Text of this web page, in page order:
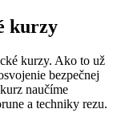
kurzy
kurzy. Ako to už
bezpečnej
naučíme
a techniky rezu.